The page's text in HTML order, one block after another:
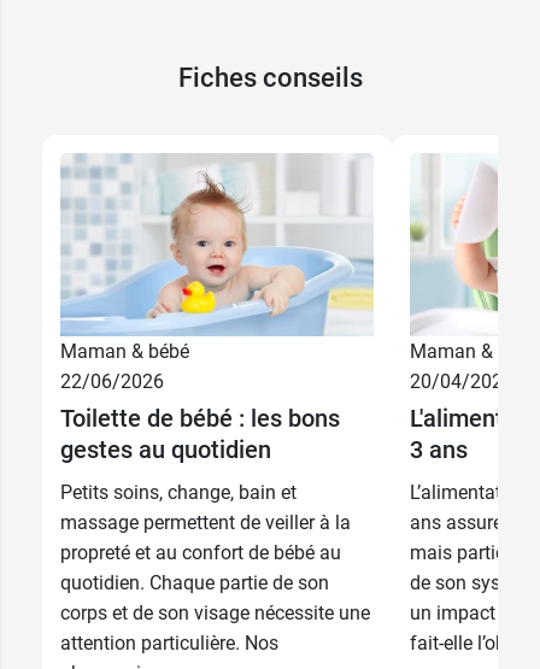
Fiches conseils
Maman & bébé
22/06/2026
Toilette de bébé : les bons
gestes au quotidien
Petits soins, change, bain et
massage permettent de veiller à la
propreté et au confort de bébé au
quotidien. Chaque partie de son
corps et de son visage nécessite une
attention particulière. Nos
Maman & bébé
20/04/2026
3 ans
L’alimentation
ans assure
mais participe
de son
un impact sur
fait-elle l’objet